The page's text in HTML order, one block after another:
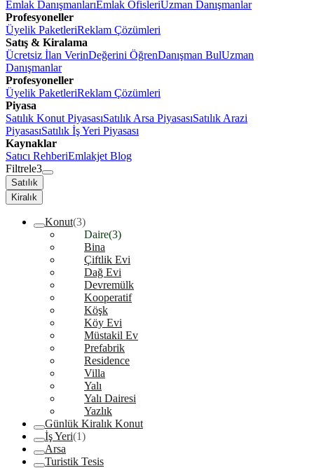
Emlak DanışmanlarıEmlak OfisleriUzman Danışmanlar
Profesyoneller
Üyelik PaketleriReklam Çözümleri
Satış & Kiralama
Ücretsiz İlan VerinDeğerini ÖğrenDanışman BulUzman
Danışmanlar
Profesyoneller
Üyelik PaketleriReklam Çözümleri
Piyasa
Satılık Konut PiyasasıSatılık Arsa PiyasasıSatılık Arazi
PiyasasıSatılık İş Yeri Piyasası
Kaynaklar
Satıcı RehberiEmlakjet Blog
Filtrele3
Satılık
Kiralık
Konut(3)
Daire(3)
Bina
Çiftlik Evi
Dağ Evi
Devremülk
Kooperatif
Köşk
Köy Evi
Müstakil Ev
Prefabrik
Residence
Villa
Yalı
Yalı Dairesi
Yazlık
Günlük Kiralık Konut
İş Yeri(1)
Arsa
Turistik Tesis